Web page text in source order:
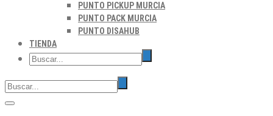
PUNTO PICKUP MURCIA
PUNTO PACK MURCIA
PUNTO DISAHUB
TIENDA